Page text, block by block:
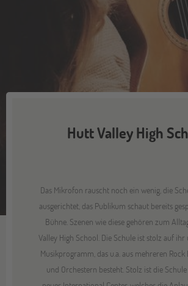
Hutt Valley High
Das Mikrofon rauscht noch ein wenig, die
ausgerichtet, das Publikum schaut bereits
Bühne. Szenen wie diese gehören zum
Valley High School. Die Schule ist stolz auf
Musikprogramm, das u.a. aus mehreren Rock
und Orchestern besteht. Stolz ist die